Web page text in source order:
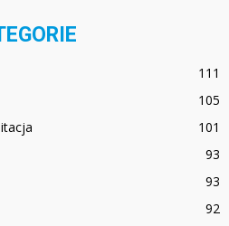
111
105
101
93
93
92